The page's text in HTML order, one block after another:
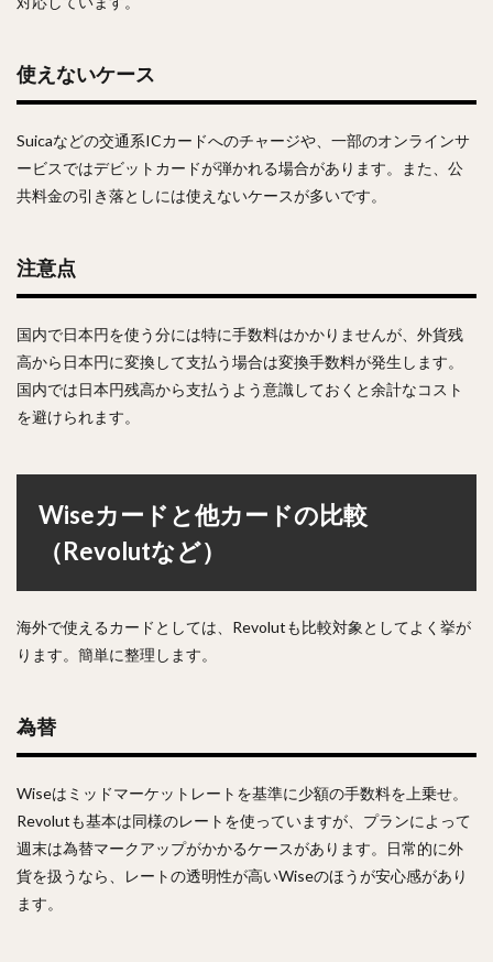
使えないケース
Suicaなどの交通系ICカードへのチャージや、一部のオンラインサ
ービスではデビットカードが弾かれる場合があります。また、公
共料金の引き落としには使えないケースが多いです。
注意点
国内で日本円を使う分には特に手数料はかかりませんが、外貨残
高から日本円に変換して支払う場合は変換手数料が発生します。
国内では日本円残高から支払うよう意識しておくと余計なコスト
を避けられます。
Wiseカードと他カードの比較
（Revolutなど）
海外で使えるカードとしては、Revolutも比較対象としてよく挙が
ります。簡単に整理します。
為替
Wiseはミッドマーケットレートを基準に少額の手数料を上乗せ。
Revolutも基本は同様のレートを使っていますが、プランによって
週末は為替マークアップがかかるケースがあります。日常的に外
貨を扱うなら、レートの透明性が高いWiseのほうが安心感があり
ます。